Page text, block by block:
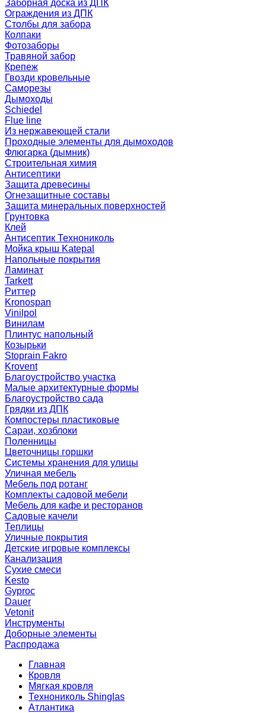
Заборная доска из ДПК
Ограждения из ДПК
Столбы для забора
Колпаки
Фотозаборы
Травяной забор
Крепеж
Гвозди кровельные
Саморезы
Дымоходы
Schiedel
Flue line
Из нержавеющей стали
Проходные элементы для дымоходов
Флюгарка (дымник)
Строительная химия
Антисептики
Защита древесины
Огнезащитные составы
Защита минеральных поверхностей
Грунтовка
Клей
Антисептик Технониколь
Мойка крыш Katepal
Напольные покрытия
Ламинат
Tarkett
Риттер
Kronospan
Vinilpol
Винилам
Плинтус напольный
Козырьки
Stoprain Fakro
Krovent
Благоустройство участка
Малые архитектурные формы
Благоустройство сада
Грядки из ДПК
Компостеры пластиковые
Сараи, хозблоки
Поленницы
Цветочницы горшки
Системы хранения для улицы
Уличная мебель
Мебель под ротанг
Комплекты садовой мебели
Мебель для кафе и ресторанов
Садовые качели
Теплицы
Уличные покрытия
Детские игровые комплексы
Канализация
Сухие смеси
Kesto
Gyproc
Dauer
Vetonit
Инструменты
Доборные элементы
Распродажа
Главная
Кровля
Мягкая кровля
Технониколь Shinglas
Атлантика